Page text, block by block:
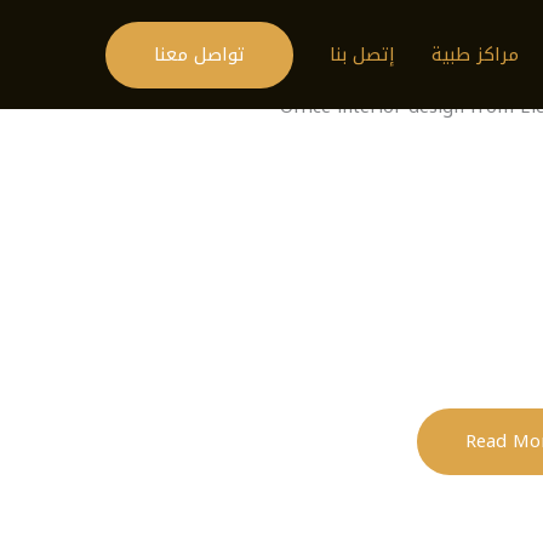
مراكز طبية إتصل بنا تواصل معنا
Office interior design from